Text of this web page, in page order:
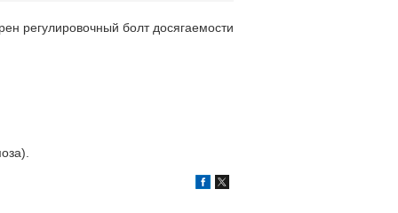
регулировочный болт досягаемости